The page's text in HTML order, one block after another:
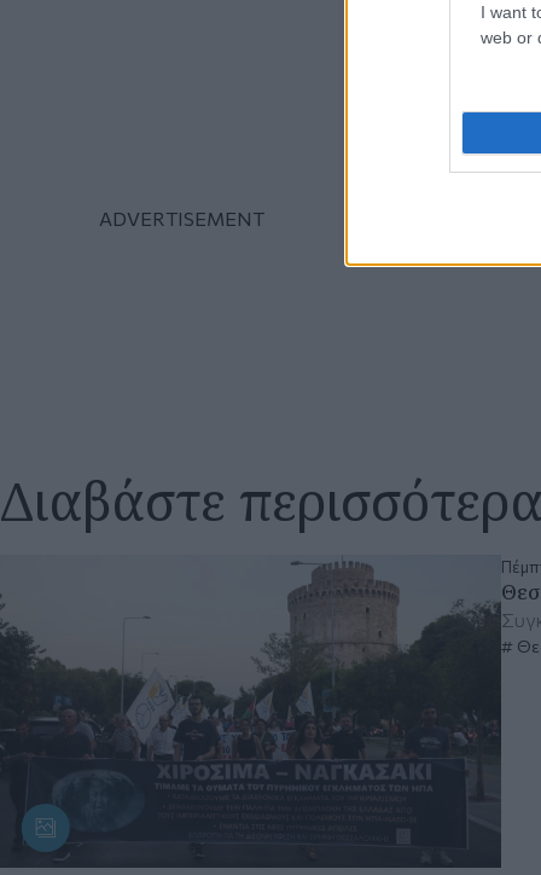
I want
web or
Διαβάστε περισσότερα